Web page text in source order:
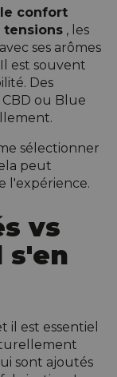
le confort
tensions , les
ses arômes
est souvent
Des
ou Blue
sélectionner
peut
l'expérience.
vs
s'en
il est essentiel
sont ajoutés